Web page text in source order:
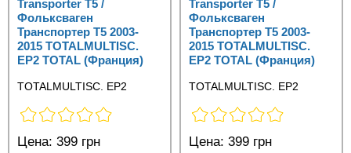
Transporter T5 /
Фольксваген
Транспортер Т5 2003-
2015 TOTALMULTISC.
EP2 TOTAL (Франция)
TOTALMULTISC. EP2
Цена: 399 грн
Transporter T5 /
Фольксваген
Транспортер Т5 2003-
2015 TOTALMULTISC.
EP2 TOTAL (Франция)
TOTALMULTISC. EP2
Цена: 399 грн